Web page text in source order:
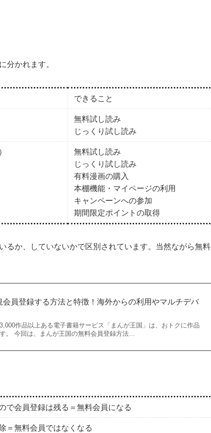
分かれます。
できること
無料試し読み
じっくり試し読み
無料試し読み
じっくり試し読み
有料漫画の購入
本棚機能・マイページの利用
キャンペーンへの参加
期間限定ポイントの取得
るか、していないかで区別されています。当然ながら無料
会員登録する方法と特徴！海外からの利用やマルチデバ
作品以上ある電子書籍サービス「まんが王国」は、おトクに作品
。 今回は、まんが王国の無料会員登録方法…
で会員登録は残る＝無料会員になる
＝無料会員ではなくなる